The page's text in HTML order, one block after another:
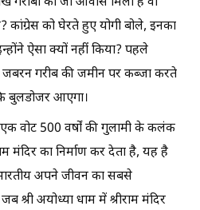
कांग्रेस को घेरते हुए योगी बोले, इनका
ऐसा क्यों नहीं किया? पहले
जबरन गरीब की जमीन पर कब्जा करते
बुलडोजर आएगा।
वोट 500 वर्षों की गुलामी के कलंक
मंदिर का निर्माण कर देता है, यह है
अपने जीवन का सबसे
अयोध्या धाम में श्रीराम मंदिर